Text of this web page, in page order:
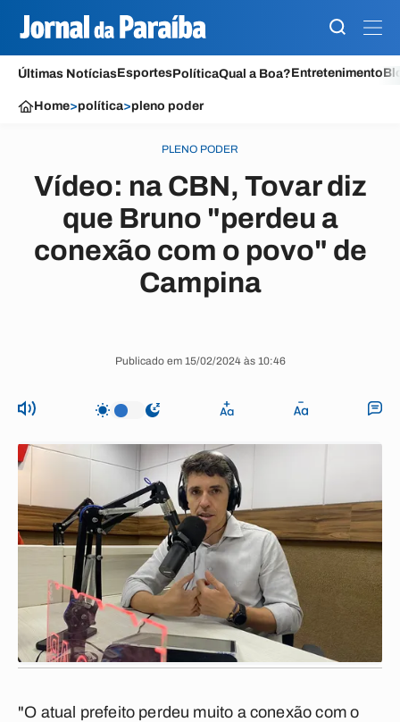
Últimas NotíciasEsportesPolíticaQual a Boa?Entretenimento
Home>política>pleno poder
PLENO PODER
Vídeo: na CBN, Tovar diz
que Bruno "perdeu a
conexão com o povo" de
Campina
Publicado em 15/02/2024 às 10:46
"O atual prefeito perdeu muito a conexão com o